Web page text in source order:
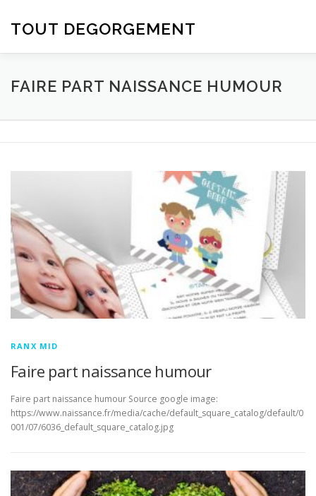
contenu
TOUT DEGORGEMENT
FAIRE PART NAISSANCE HUMOUR
RANX MID
Faire part naissance humour
Faire part naissance humour Source google image:
https://www.naissance.fr/media/cache/default_square_catalog/default/0
001/07/6036_default_square_catalog.jpg